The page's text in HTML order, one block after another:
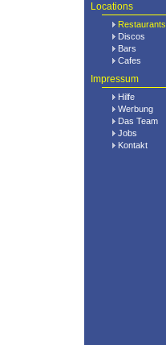
Locations
Restaurants
Discos
Bars
Cafes
Impressum
Hilfe
Werbung
Das Team
Jobs
Kontakt